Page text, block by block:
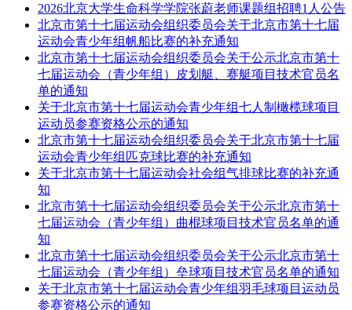
2026北京大学生命科学学院张蔚老师课题组招聘1人公告
北京市第十七届运动会组织委员会关于北京市第十七届
运动会青少年组帆船比赛的补充通知
北京市第十七届运动会组织委员会关于公示北京市第十
七届运动会（青少年组）皮划艇、赛艇项目技术官员名
单的通知
关于北京市第十七届运动会青少年组七人制橄榄球项目
运动员参赛资格公示的通知
北京市第十七届运动会组织委员会关于北京市第十七届
运动会青少年组匹克球比赛的补充通知
关于北京市第十七届运动会社会组气排球比赛的补充通
知
北京市第十七届运动会组织委员会关于公示北京市第十
七届运动会（青少年组）曲棍球项目技术官员名单的通
知
北京市第十七届运动会组织委员会关于公示北京市第十
七届运动会（青少年组）垒球项目技术官员名单的通知
关于北京市第十七届运动会青少年组羽毛球项目运动员
参赛资格公示的通知